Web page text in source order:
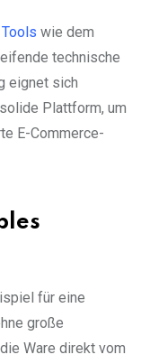
Tools wie dem
technische
eignet sich
Plattform, um
E-Commerce-
für eine
große
Ware direkt vom